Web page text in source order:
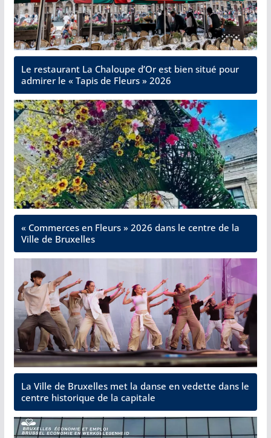
Le restaurant La Chaloupe d’Or est bien situé pour
admirer le « Tapis de Fleurs » 2026
« Commerces en Fleurs » 2026 dans le centre de la
Ville de Bruxelles
La Ville de Bruxelles met la danse en vedette dans le
centre historique de la capitale